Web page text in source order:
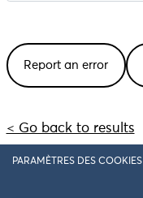
Report an error
< Go back to results
PARAMÈTRES DES COOKIES